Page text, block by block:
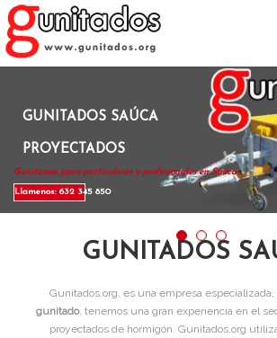
GUNITADOS SAÚCA
PROYECTADOS
Gunitamos para particulares y profesionales en Saúca .
Llamenos: 632 345 850
GUNITADOS
Gunitados.org, es una empresa especializada,
gunitado, tenemos una gran experiencia en el
proyectados de hormigón. Gunitados.org